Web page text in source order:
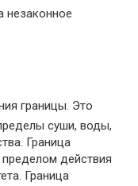
незаконное
границы. Это
суши, воды,
Граница
действия
Граница